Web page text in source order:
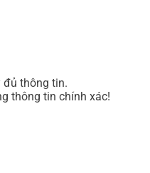
đủ thông tin.
thông tin chính xác!